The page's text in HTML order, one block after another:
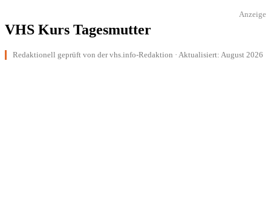
Anzeige
VHS Kurs Tagesmutter
Redaktionell geprüft von der vhs.info-Redaktion · Aktualisiert: August 2026